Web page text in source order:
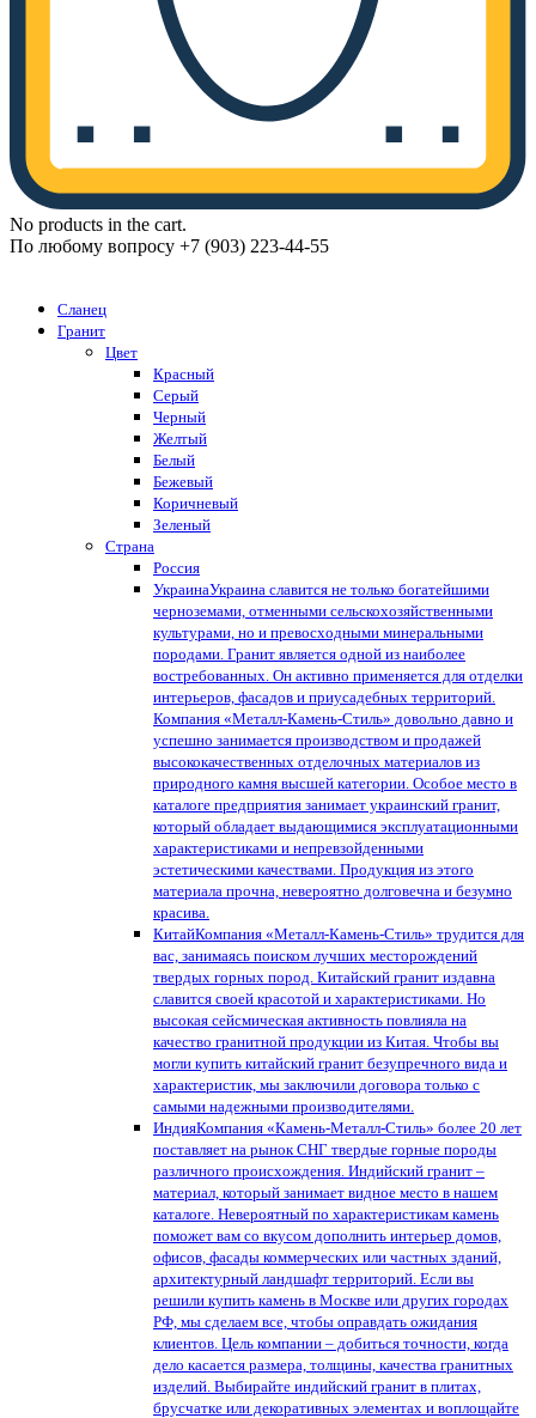
No products in the cart.
По любому вопросу +7 (903) 223-44-55
Сланец
Гранит
Цвет
Красный
Серый
Черный
Желтый
Белый
Бежевый
Коричневый
Зеленый
Страна
Россия
УкраинаУкраина славится не только богатейшими
черноземами, отменными сельскохозяйственными
культурами, но и превосходными минеральными
породами. Гранит является одной из наиболее
востребованных. Он активно применяется для отделки
интерьеров, фасадов и приусадебных территорий.
Компания «Металл-Камень-Стиль» довольно давно и
успешно занимается производством и продажей
высококачественных отделочных материалов из
природного камня высшей категории. Особое место в
каталоге предприятия занимает украинский гранит,
который обладает выдающимися эксплуатационными
характеристиками и непревзойденными
эстетическими качествами. Продукция из этого
материала прочна, невероятно долговечна и безумно
красива.
КитайКомпания «Металл-Камень-Стиль» трудится для
вас, занимаясь поиском лучших месторождений
твердых горных пород. Китайский гранит издавна
славится своей красотой и характеристиками. Но
высокая сейсмическая активность повлияла на
качество гранитной продукции из Китая. Чтобы вы
могли купить китайский гранит безупречного вида и
характеристик, мы заключили договора только с
самыми надежными производителями.
ИндияКомпания «Камень-Металл-Стиль» более 20 лет
поставляет на рынок СНГ твердые горные породы
различного происхождения. Индийский гранит –
материал, который занимает видное место в нашем
каталоге. Невероятный по характеристикам камень
поможет вам со вкусом дополнить интерьер домов,
офисов, фасады коммерческих или частных зданий,
архитектурный ландшафт территорий. Если вы
решили купить камень в Москве или других городах
РФ, мы сделаем все, чтобы оправдать ожидания
клиентов. Цель компании – добиться точности, когда
дело касается размера, толщины, качества гранитных
изделий. Выбирайте индийский гранит в плитах,
брусчатке или декоративных элементах и воплощайте